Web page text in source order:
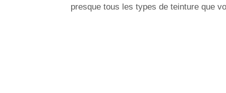
presque tous les types de teinture que